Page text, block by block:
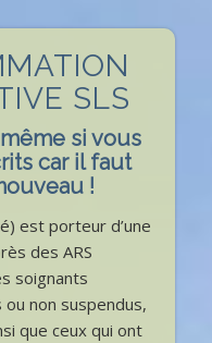
SLS
si vous
car il faut
!
est porteur d’une
des ARS
soignants
ou non suspendus,
que ceux qui ont